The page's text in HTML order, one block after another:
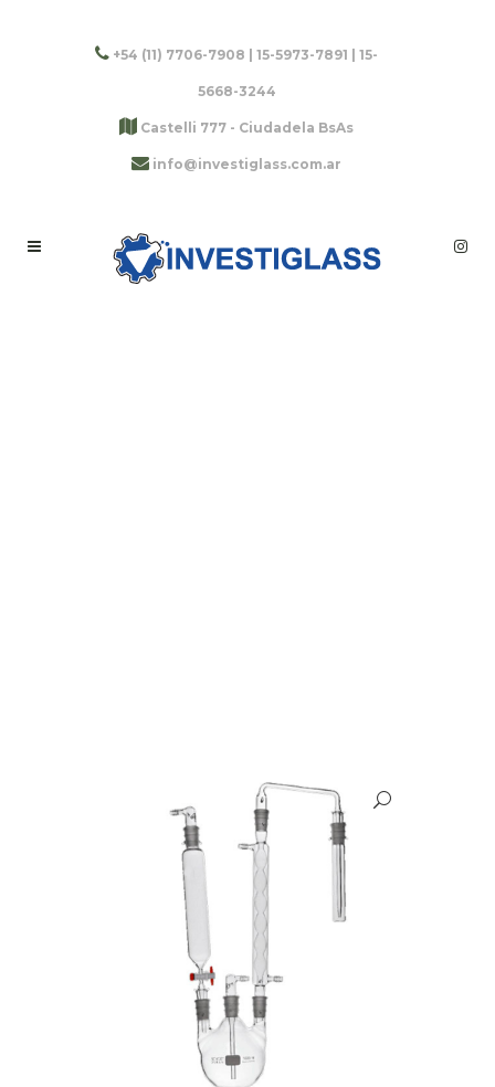
+54 (11) 7706-7908 | 15-5973-7891 | 15-
5668-3244
Castelli 777 - Ciudadela BsAs
info@investiglass.com.ar